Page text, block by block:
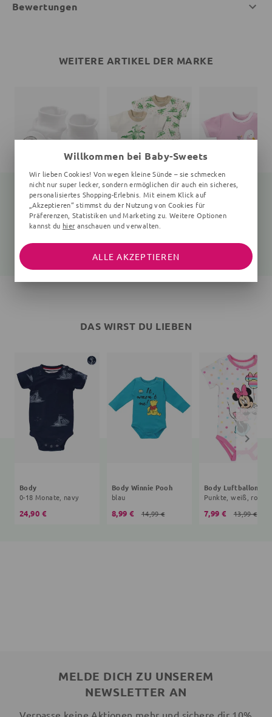
Bewertungen
WEITERE ARTIKEL DER MARKE
Schuhe Elefant Little Elephant
weiß
9,99 €
3 Teile, grün, beige
DAS WIRST DU LIEBEN
Body
0-18 Monate, navy
24,90 €
Body Winnie Pooh
blau
8,99 € 14,99 €
Body Luftballon
Punkte, weiß, rosa
7,99 € 13,99 €
MELDE DICH ZU UNSEREM
NEWSLETTER AN
Willkommen bei Baby-Sweets
Wir lieben Cookies! Von wegen kleine Sünde – sie schmecken
nicht nur super lecker, sondern ermöglichen dir auch ein sicheres,
personalisiertes Shopping-Erlebnis. Mit einem Klick auf
„Akzeptieren“ stimmst du der Nutzung von Cookies für
Präferenzen, Statistiken und Marketing zu. Weitere Optionen
kannst du hier anschauen und verwalten.
ALLE AKZEPTIEREN